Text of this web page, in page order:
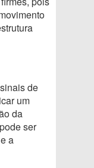
de
um
da
ser
a